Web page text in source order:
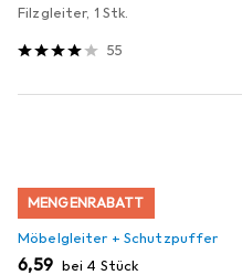
Filzgleiter, 1 Stk.
55
MENGENRABATT
Möbelgleiter + Schutzpuffer
EUR
6,59 bei 4 Stück